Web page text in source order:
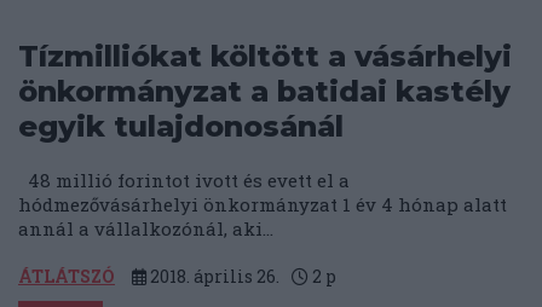
Tízmilliókat költött a vásárhelyi
önkormányzat a batidai kastély
egyik tulajdonosánál
48 millió forintot ivott és evett el a
hódmezővásárhelyi önkormányzat 1 év 4 hónap alatt
annál a vállalkozónál, aki...
ÁTLÁTSZÓ 2018. április 26. 2 p